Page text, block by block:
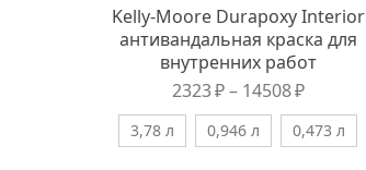
Kelly-Moore Durapoxy Interior
антивандальная краска для
внутренних работ
2323₽ – 14508₽
3,78 л 0,946 л 0,473 л